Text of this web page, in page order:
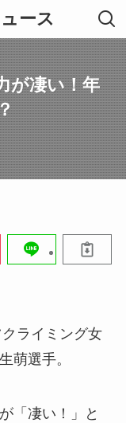
ース
が凄い！年
ライミング女
萌選手。
「凄い！」と